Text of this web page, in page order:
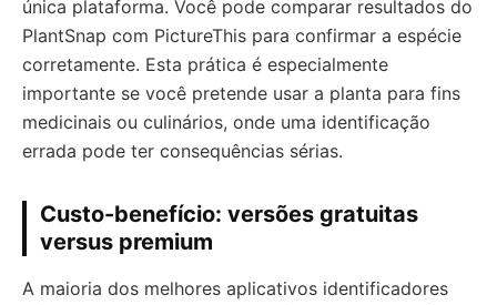
única plataforma. Você pode comparar resultados do
PlantSnap com PictureThis para confirmar a espécie
corretamente. Esta prática é especialmente
importante se você pretende usar a planta para fins
medicinais ou culinários, onde uma identificação
errada pode ter consequências sérias.
Custo-benefício: versões gratuitas
versus premium
A maioria dos melhores aplicativos identificadores